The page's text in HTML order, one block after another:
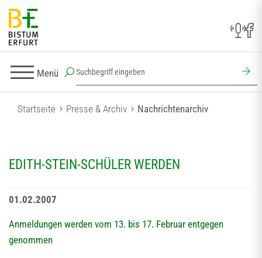
Menü
Startseite Presse & Archiv Nachrichtenarchiv
EDITH-STEIN-SCHÜLER WERDEN
01.02.2007
Anmeldungen werden vom 13. bis 17. Februar entgegen
genommen